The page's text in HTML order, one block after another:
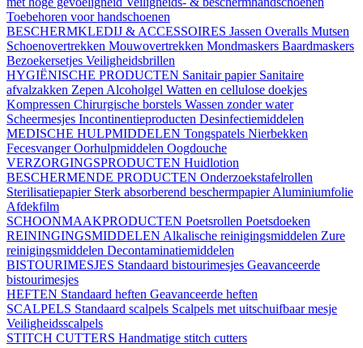
Toebehoren voor handschoenen
BESCHERMKLEDIJ & ACCESSOIRES Jassen Overalls Mutsen
Schoenovertrekken Mouwovertrekken Mondmaskers Baardmaskers
Bezoekersetjes Veiligheidsbrillen
HYGIËNISCHE PRODUCTEN Sanitair papier Sanitaire
afvalzakken Zepen Alcoholgel Watten en cellulose doekjes
Kompressen Chirurgische borstels Wassen zonder water
Scheermesjes Incontinentieproducten Desinfectiemiddelen
MEDISCHE HULPMIDDELEN Tongspatels Nierbekken
FecesvangerOorhulpmiddelen Oogdouche
VERZORGINGSPRODUCTEN Huidlotion
BESCHERMENDE PRODUCTEN Onderzoekstafelrollen
Sterilisatiepapier Sterk absorberend beschermpapierAluminiumfolie
Afdekfilm
SCHOONMAAKPRODUCTEN Poetsrollen Poetsdoeken
REININGINGSMIDDELEN Alkalische reinigingsmiddelen Zure
reinigingsmiddelen Decontaminatiemiddelen
BISTOURIMESJES Standaard bistourimesjes Geavanceerde
bistourimesjes
HEFTEN Standaard heften Geavanceerde heften
SCALPELS Standaard scalpels Scalpels met uitschuifbaar mesje
Veiligheidsscalpels
STITCH CUTTERS Handmatige stitch cutters